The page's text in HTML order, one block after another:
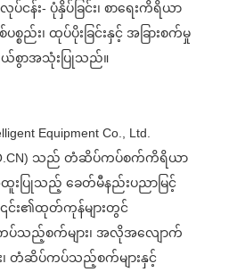
န်း- ပုံနှိပ်ခြင်း၊ စာရေးကိရိယာ
ပစ္စည်း၊ ထုပ်ပိုးခြင်းနှင့် အခြားစက်မှု
ယ်စွာအသုံးပြုသည်။
Equipment Co., Ltd.
သည် တံဆိပ်ကပ်စက်ကိရိယာ
းပြုသည့် ခေတ်မီနည်းပညာမြင့်
င်း၏ထုတ်ကုန်များတွင်
ည့်စက်များ၊ အလိုအလျောက်
တံဆိပ်ကပ်သည့်စက်များနှင့်